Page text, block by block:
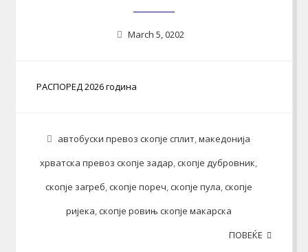
March 5, 0202
РАСПОРЕД 2026 година
автобуски превоз скопје сплит,македонија
хрватска превоз скопје задар,скопје дубровник,
скопје загреб,скопје пореч,скопје пула,скопје
ријека,скопје ровињ скопје макарска
ПОВЕЌЕ